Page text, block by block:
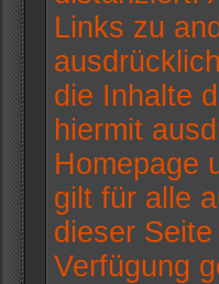
Links zu
die Inhalte
hiermit
Homepage
gilt für alle
dieser
Verfügung